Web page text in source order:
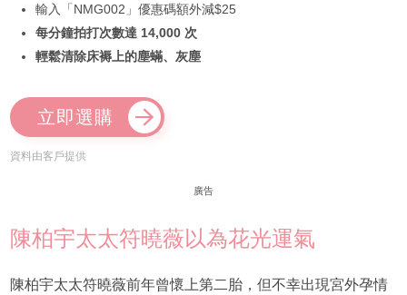
輸入「NMG002」優惠碼額外減$25
每分鐘拍打次數達 14,000 次
輕鬆清除床褥上的塵蟎、灰塵
立即選購
資料由客戶提供
廣告
陳柏宇太太符曉薇以為花光運氣
陳柏宇太太符曉薇前年曾懷上第二胎，但不幸出現宮外孕情